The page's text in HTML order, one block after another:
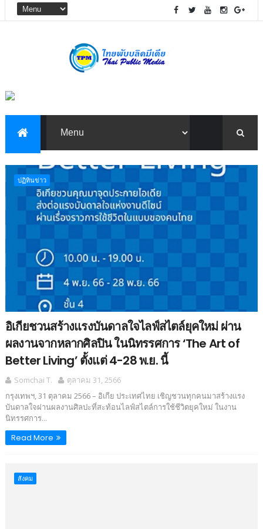
ปฏิทินข่าว
อิเกียชวนสร้างแรงบันดาลใจไลฟ์สไตล์ยุคใหม่ ผ่าน
ผลงานจากหลากศิลปิน ในนิทรรศการ ‘The Art of
Better Living’ ตั้งแต่ 4-28 พ.ย. นี้
Somchai T.
ตุลาคม 31, 2566
กรุงเทพฯ, 31 ตุลาคม 2566 – อิเกีย ประเทศไทย เชิญชวนทุกคนมาสร้างแรง
บันดาลใจผ่านผลงานศิลปะที่สะท้อนไลฟ์สไตล์การใช้ชีวิตยุคใหม่ ในงาน
นิทรรศการ...
Read More
สังคม